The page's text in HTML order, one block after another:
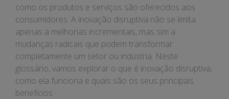
como os produtos e serviços são oferecidos aos
consumidores. A inovação disruptiva não se limita
apenas a melhorias incrementais, mas sim a
mudanças radicais que podem transformar
completamente um setor ou indústria. Neste
glossário, vamos explorar o que é inovação disruptiva,
como ela funciona e quais são os seus principais
benefícios.